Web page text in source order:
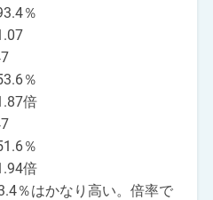
％
％
倍
％
倍
％はかなり高い。倍率で